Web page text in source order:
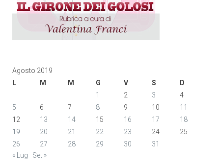
Agosto 2019
L
M M G V S
D
1
2 3
4
5
6 7 8 9 10
11
12
13 14 15 16 17
18
19
20 21 22 23 24
25
26
27 28 29 30
31
« Lug
Set »